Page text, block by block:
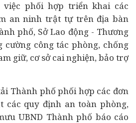
việc phối hợp triển khai các
an ninh trật tự trên địa bàn
phố, Sở Lao động - Thương
cường công tác phòng, chống
giữ, cơ sở cai nghiện, bảo trợ
Thành phố phối hợp các đơn
các quy định an toàn phòng,
UBND Thành phố báo cáo